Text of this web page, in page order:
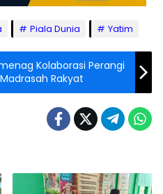
Piala Dunia Yatim
Kolaborasi Perangi
Rakyat